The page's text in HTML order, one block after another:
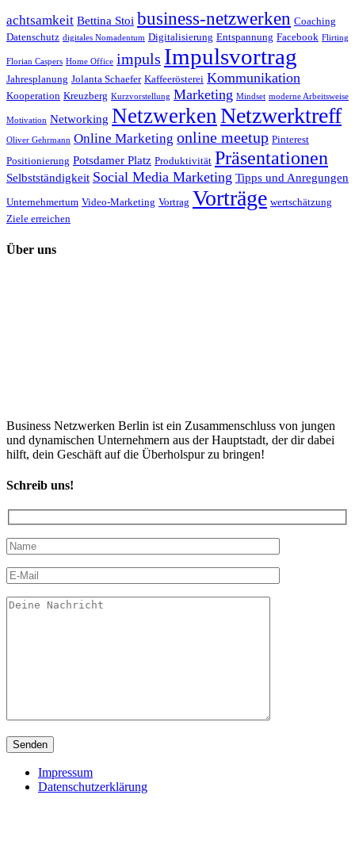
achtsamkeit Bettina Stoi business-netzwerken Coaching
Datenschutz digitales Nomadentum Digitalisierung Entspannung Facebook Flirting
Florian Caspers Home Office impuls Impulsvortrag
Jahresplanung Jolanta Schaefer Kaffeerösterei Kommunikation
Kooperation Kreuzberg Kurzvorstellung Marketing Mindset moderne Arbeitsweise
Motivation Networking NetzwerkenNetzwerktreff
Oliver Gehrmann Online Marketing online meetup Pinterest
Positionierung Potsdamer Platz Produktivität Präsentationen
Selbstständigkeit Social Media Marketing Tipps und Anregungen
Unternehmertum Video-Marketing Vortrag Vorträge wertschätzung
Ziele erreichen
Über uns
Business Netzwerken Berlin ist ein Zusammenschluss von jungen
und dynamischen Unternehmern aus der Hauptstadt, der dir dabei
hilft, dein Geschäft auf die Überholspur zu bringen!
Schreib uns!
Impressum
Datenschutzerklärung